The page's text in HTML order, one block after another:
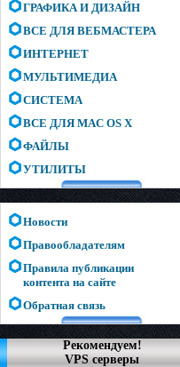
ГРАФИКА И ДИЗАЙН
ВСЕ ДЛЯ ВЕБМАСТЕРА
ИНТЕРНЕТ
МУЛЬТИМЕДИА
СИСТЕМА
ВСЕ ДЛЯ MAC OS X
ФАЙЛЫ
УТИЛИТЫ
Новости
Правообладателям
Правила публикации
контента на сайте
Обратная связь
Рекомендуем!
VPS серверы